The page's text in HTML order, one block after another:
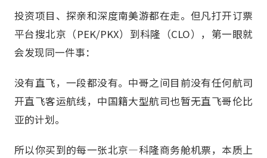
投资项目、探亲和深度南美游都在走。但凡打开订票
平台搜北京（PEK/PKX）到科隆（CLO），第一眼就
会发现同一件事：
没有直飞，一段都没有。中哥之间目前没有任何航司
开直飞客运航线，中国籍大型航司也暂无直飞哥伦比
亚的计划。
所以你买到的每一张北京—科隆商务舱机票，本质上